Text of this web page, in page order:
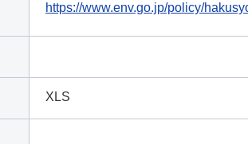
https://www.env.go.jp/policy/
XLS